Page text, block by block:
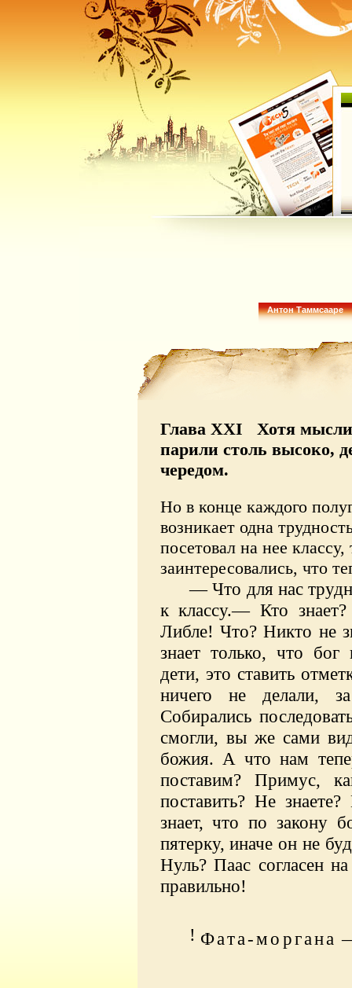
Антон Таммсааре
Глава XXI Хотя мысли
парили столь высоко,
чередом.
Но в конце каждого
возникает одна
посетовал на нее
заинтересовались, что
— Что для нас
к классу.— Кто
Либле! Что? Никто не
знает только, что
дети, это ставить
ничего не делали,
Собирались
смогли, вы же сами
божия. А что нам
поставим? Примус,
поставить? Не
знает, что по закону
пятерку, иначе он не
Нуль? Паас согласен
правильно!
! Фата-моргана